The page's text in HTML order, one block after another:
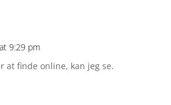
9:29 pm
at finde online, kan jeg se.